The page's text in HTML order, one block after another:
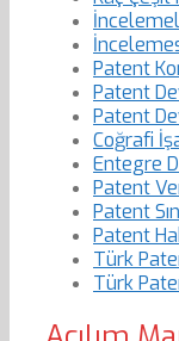
Patent
Patent
Patent
Coğrafi
Entegre
Patent
Patent
Patent
Türk
Türk